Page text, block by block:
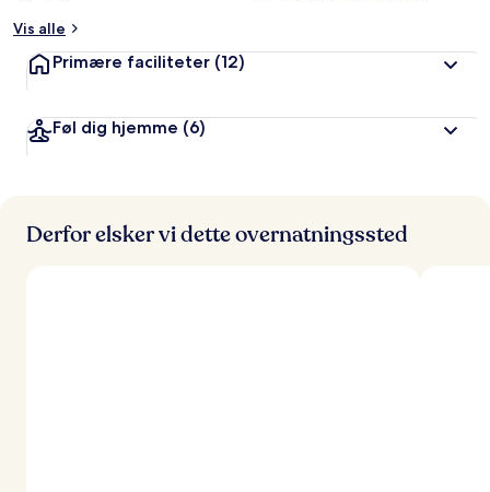
Vis alle
Primære faciliteter (12)
Føl dig hjemme (6)
Derfor elsker vi dette overnatningssted